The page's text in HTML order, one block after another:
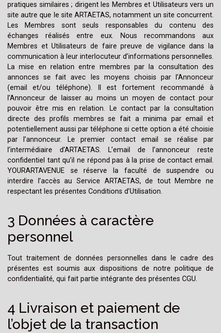
pratiques similaires ; dirigent les Membres et Utilisateurs vers un
site autre que le site ARTAETAS, notamment un site concurrent.
Les Membres sont seuls responsables du contenu des
échanges réalisés entre eux. Nous recommandons aux
Membres et Utilisateurs de faire preuve de vigilance dans la
communication à leur interlocuteur d’informations personnelles.
La mise en relation entre membres par la consultation des
annonces se fait avec les moyens choisis par l’Annonceur
(email et/ou téléphone). Il est fortement recommandé à
l’Annonceur de laisser au moins un moyen de contact pour
pouvoir être mis en relation. Le contact par la consultation
directe des profils membres se fait a minima par email et
potentiellement aussi par téléphone si cette option a été choisie
par l’annonceur. Le premier contact email se réalise par
l’intermédiaire d’ARTAETAS. L’email de l’annonceur reste
confidentiel tant qu’il ne répond pas à la prise de contact email.
YOURARTAVENUE se réserve la faculté de suspendre ou
interdire l’accès au Service ARTAETAS, de tout Membre ne
respectant les présentes Conditions d’Utilisation.
3 Données à caractère
personnel
Tout traitement de données personnelles dans le cadre des
présentes est soumis aux dispositions de notre politique de
confidentialité, qui fait partie intégrante des présentes CGU.
4 Livraison et paiement de
l’objet de la transaction